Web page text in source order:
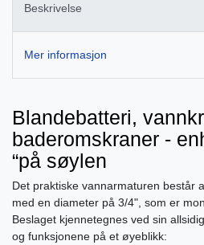
Beskrivelse
Mer informasjon
Blandebatteri,
baderomskraner -
“på søylen
Det praktiske vannarmaturen består
med en diameter på 3/4", som er
Beslaget kjennetegnes ved sin
og funksjonene på et øyeblikk: